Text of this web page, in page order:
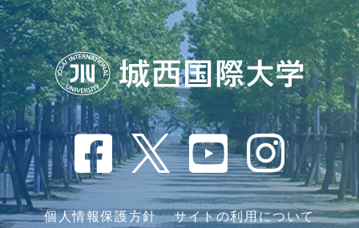
個人情報保護方針 サイトの利用について